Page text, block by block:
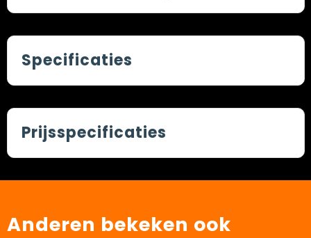
Specificaties
Prijsspecificaties
Anderen bekeken ook